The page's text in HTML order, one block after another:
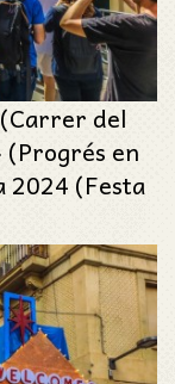
del
(Progrés en
2024 (Festa